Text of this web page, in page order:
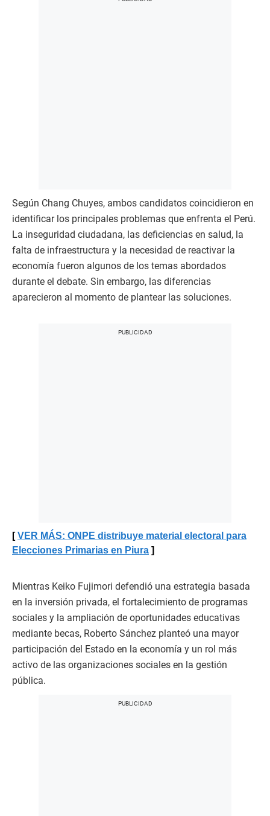
Según Chang Chuyes, ambos candidatos coincidieron en
identificar los principales problemas que enfrenta el Perú.
La inseguridad ciudadana, las deficiencias en salud, la
falta de infraestructura y la necesidad de reactivar la
economía fueron algunos de los temas abordados
durante el debate. Sin embargo, las diferencias
aparecieron al momento de plantear las soluciones.
VER MÁS: ONPE distribuye material electoral para
Elecciones Primarias en Piura
Mientras Keiko Fujimori defendió una estrategia basada
en la inversión privada, el fortalecimiento de programas
sociales y la ampliación de oportunidades educativas
mediante becas, Roberto Sánchez planteó una mayor
participación del Estado en la economía y un rol más
activo de las organizaciones sociales en la gestión
pública.